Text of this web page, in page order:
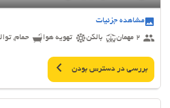
مشاهده جزئیات
2 مهمان
بالکن تهویه هوا حمام,
بررسی در دسترس بودن